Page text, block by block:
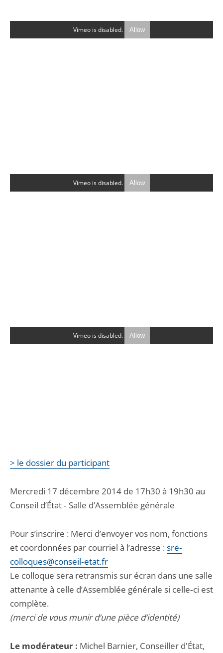
Vimeo is disabled. Allow
Vimeo is disabled. Allow
Vimeo is disabled. Allow
> le dossier du participant
Mercredi 17 décembre 2014 de 17h30 à 19h30 au
Conseil d’État ‐ Salle d’Assemblée générale
Pour s’inscrire : Merci d’envoyer vos nom, fonctions
et coordonnées par courriel à l’adresse : sre‐
colloques@conseil‐etat.fr
Le colloque sera retransmis sur écran dans une salle
attenante à celle d’Assemblée générale si celle‐ci est
complète.
(merci de vous munir d’une pièce d’identité)
Le modérateur : Michel Barnier, Conseiller d'État,